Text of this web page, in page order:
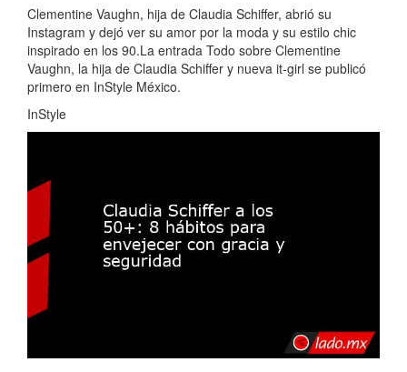
Clementine Vaughn, hija de Claudia Schiffer, abrió su
Instagram y dejó ver su amor por la moda y su estilo chic
inspirado en los 90.La entrada Todo sobre Clementine
Vaughn, la hija de Claudia Schiffer y nueva it-girl se publicó
primero en InStyle México.
InStyle